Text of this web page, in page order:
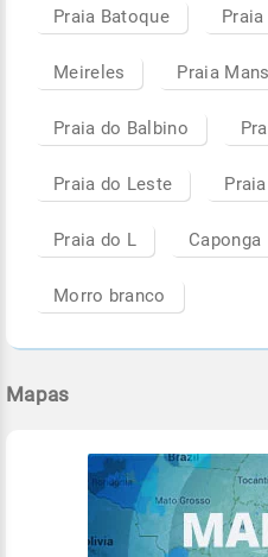
Praia Batoque
Meireles Praia
Praia do Balbino
Praia do Leste
Praia do L Caponga
Morro branco
Mapas